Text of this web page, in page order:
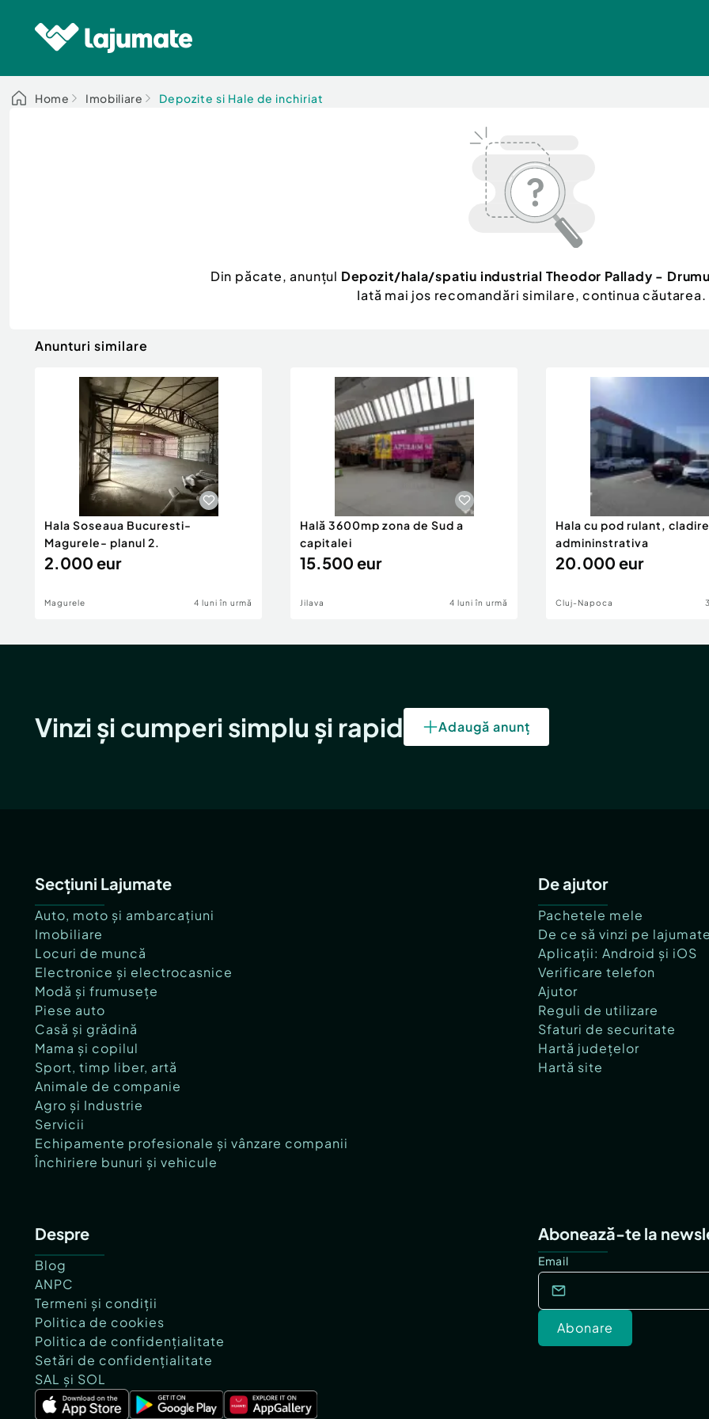
Home Imobiliare Depozite si Hale de inchiriat
Din păcate, anunțul Depozit/hala/spatiu industrial Theodor Pallady -
Iată mai jos recomandări similare, continua căutarea.
Anunturi similare
Hala Soseaua Bucuresti-
Magurele- planul 2.
2.000 eur
Magurele 4 luni în urmă
Hală 3600mp zona de Sud a
capitalei
15.500 eur
Jilava 4 luni în urmă
Hala cu pod rulant, cladire
admininstrativa
20.000 eur
Cluj-Napoca
Vinzi și cumperi simplu și rapid Adaugă anunț
Secțiuni Lajumate
Auto, moto și ambarcațiuni
Imobiliare
Locuri de muncă
Electronice și electrocasnice
Modă și frumusețe
Piese auto
Casă și grădină
Mama și copilul
Sport, timp liber, artă
Animale de companie
Agro și Industrie
Servicii
Echipamente profesionale și vânzare companii
Închiriere bunuri și vehicule
De ajutor
Pachetele mele
De ce să vinzi pe
Aplicații: Android și iOS
Verificare telefon
Ajutor
Reguli de utilizare
Sfaturi de securitate
Hartă județelor
Hartă site
Despre
Blog
ANPC
Termeni și condiții
Politica de cookies
Politica de confidențialitate
Setări de confidențialitate
SAL și SOL
Abonează-te la
Email
Abonare